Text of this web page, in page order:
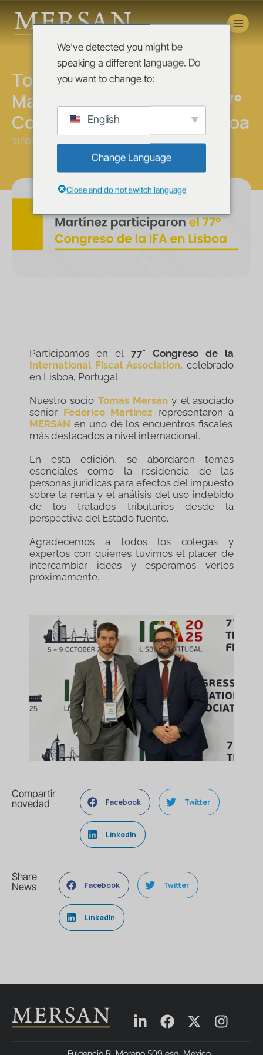
Novedades
Tomás Mersán y Federico
Martínez participaron el 77°
Congreso de la IFA en Lisboa
13/10/2025
Participamos en el 77° Congreso de la
International Fiscal Association, celebrado
en Lisboa, Portugal.
Nuestro socio Tomás Mersán y el asociado
senior Federico Martinez representaron a
MERSAN en uno de los encuentros fiscales
más destacados a nivel internacional.
En esta edición, se abordaron temas
esenciales como la residencia de las
personas jurídicas para efectos del impuesto
sobre la renta y el análisis del uso indebido
de los tratados tributarios desde la
perspectiva del Estado fuente.
Agradecemos a todos los colegas y
expertos con quienes tuvimos el placer de
intercambiar ideas y esperamos verlos
próximamente.
Compartir
novedad
Facebook Twitter
LinkedIn
Share
News
Facebook Twitter
LinkedIn
We've detected you might be
speaking a different language. Do
you want to change to:
English
Change Language
Close and do not switch language